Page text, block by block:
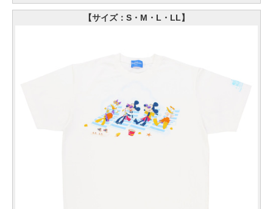
【サイズ：S・M・L・LL】